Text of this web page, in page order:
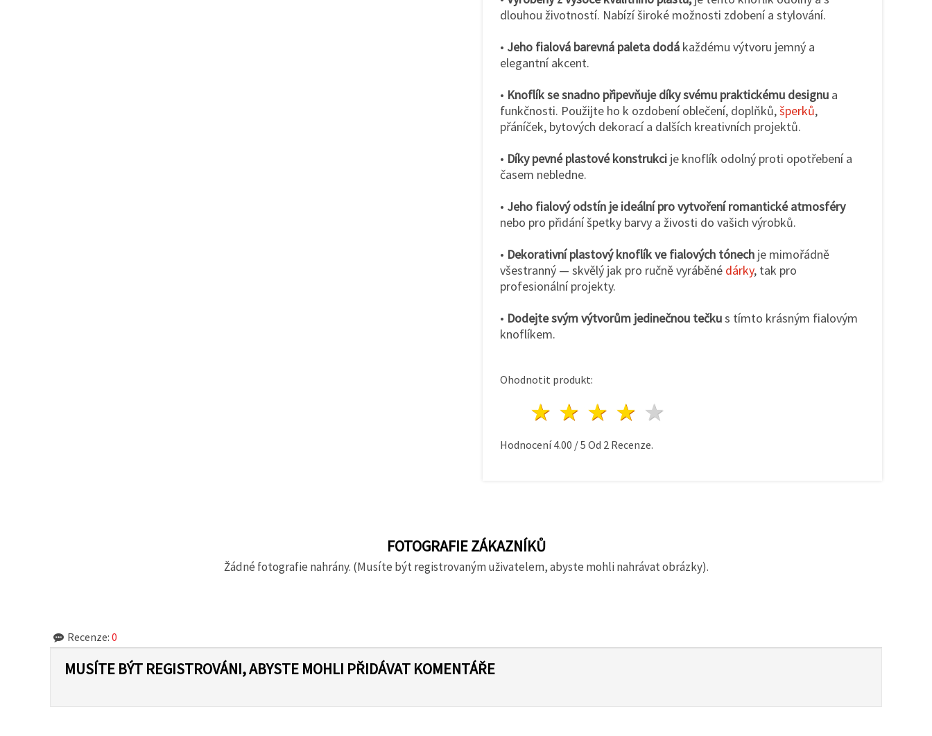
dlouhou životností. Nabízí široké možnosti zdobení a stylování.
• Jeho fialová barevná paleta dodá každému výtvoru jemný a
elegantní akcent.
• Knoflík se snadno připevňuje díky svému praktickému designu a
funkčnosti. Použijte ho k ozdobení oblečení, doplňků,šperků,
přáníček, bytových dekorací a dalších kreativních projektů.
• Díky pevné plastové konstrukci je knoflík odolný proti opotřebení a
časem nebledne.
• Jeho fialový odstín je ideální pro vytvoření romantické atmosféry
nebo pro přidání špetky barvy a živosti do vašich výrobků.
• Dekorativní plastový knoflík ve fialových tónech je mimořádně
všestranný — skvělý jak pro ručně vyráběné dárky, tak pro
profesionální projekty.
• Dodejte svým výtvorům jedinečnou tečkus tímto krásným fialovým
knoflíkem.
Ohodnotit produkt:
4 hvězdy
3 hvězdy
2 hvězdy
1 hvězda
Hodnocení4.00 /5 Od 2 Recenze.
FOTOGRAFIE ZÁKAZNÍKŮ
Žádné fotografie nahrány. (Musíte být registrovaným uživatelem, abyste mohli nahrávat obrázky).
Recenze: 0
MUSÍTE BÝT REGISTROVÁNI, ABYSTE MOHLI PŘIDÁVAT KOMENTÁŘE